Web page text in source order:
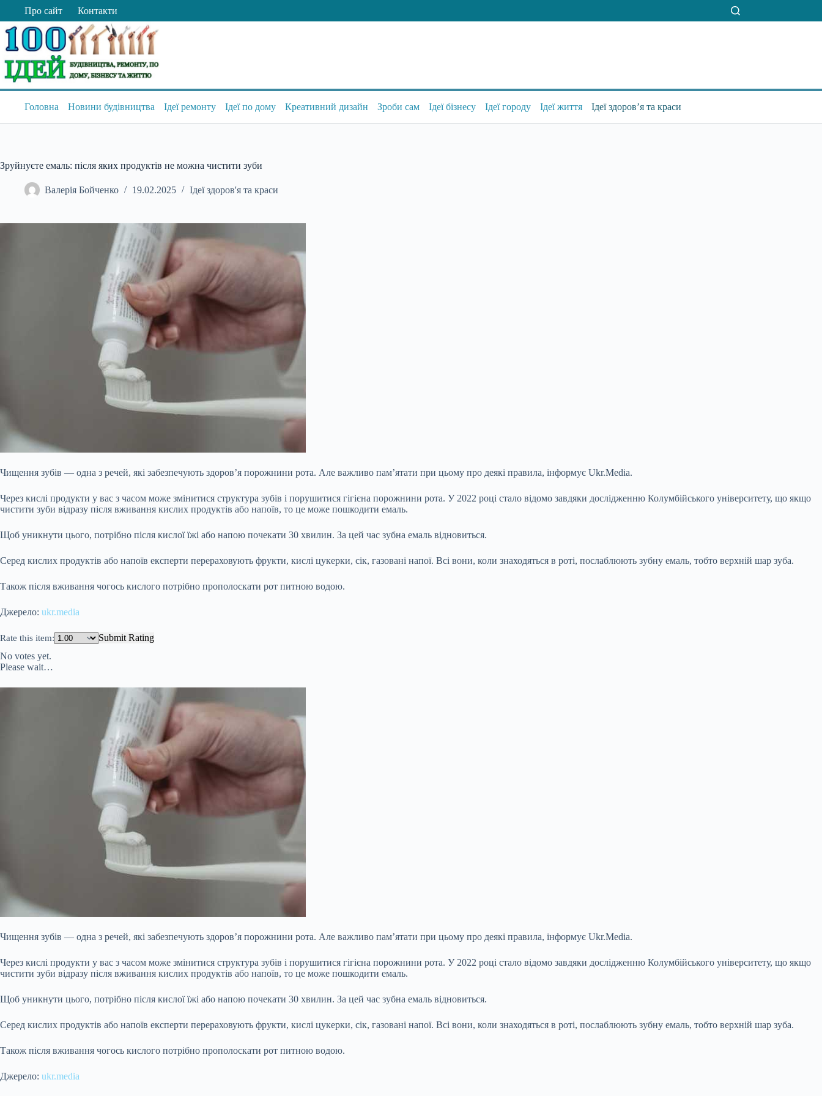
вмісту
Про сайт Контакти
Головна Новини будівництва Ідеї ремонту Ідеї по дому Креативний дизайн Зроби сам Ідеї бізнесу Ідеї городу Ідеї життя Ідеї здоров’я та краси
Зруйнуєте емаль: після яких продуктів не можна чистити зуби
Валерія Бойченко 19.02.2025 Ідеї здоров'я та краси
Чищення зубів — одна з речей, які забезпечують здоров’я порожнини рота. Але важливо пам’ятати при цьому про деякі правила, інформує Ukr.Media.
Через кислі продукти у вас з часом може змінитися структура зубів і порушитися гігієна порожнини рота. У 2022 році стало відомо завдяки дослідженню Колумбійського університету, що якщо
чистити зуби відразу після вживання кислих продуктів або напоїв, то це може пошкодити емаль.
Щоб уникнути цього, потрібно після кислої їжі або напою почекати 30 хвилин. За цей час зубна емаль відновиться.
Серед кислих продуктів або напоїв експерти перераховують фрукти, кислі цукерки, сік, газовані напої. Всі вони, коли знаходяться в роті, послаблюють зубну емаль, тобто верхній шар зуба.
Також після вживання чогось кислого потрібно прополоскати рот питною водою.
Джерело: ukr.media
Rate this item:
Submit Rating
No votes yet.
Please wait…
Чищення зубів — одна з речей, які забезпечують здоров’я порожнини рота. Але важливо пам’ятати при цьому про деякі правила, інформує Ukr.Media.
Через кислі продукти у вас з часом може змінитися структура зубів і порушитися гігієна порожнини рота. У 2022 році стало відомо завдяки дослідженню Колумбійського університету, що якщо
чистити зуби відразу після вживання кислих продуктів або напоїв, то це може пошкодити емаль.
Щоб уникнути цього, потрібно після кислої їжі або напою почекати 30 хвилин. За цей час зубна емаль відновиться.
Серед кислих продуктів або напоїв експерти перераховують фрукти, кислі цукерки, сік, газовані напої. Всі вони, коли знаходяться в роті, послаблюють зубну емаль, тобто верхній шар зуба.
Також після вживання чогось кислого потрібно прополоскати рот питною водою.
Джерело: ukr.media